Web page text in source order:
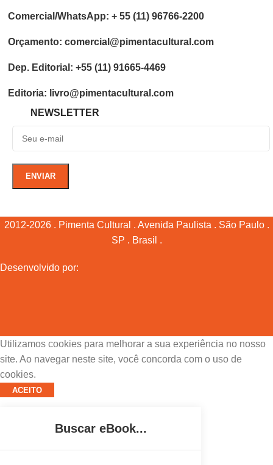
Comercial/WhatsApp: + 55 (11) 96766-2200
Orçamento: comercial@pimentacultural.com
Dep. Editorial: +55 (11) 91665-4469
Editoria: livro@pimentacultural.com
NEWSLETTER
2012-2026 . Pimenta Cultural . Avenida Paulista . São Paulo .
SP . Brasil .
Desenvolvido por:
Utilizamos cookies para melhorar a sua experiência no nosso
site. Ao navegar neste site, você concorda com o uso de
cookies.
ACEITO